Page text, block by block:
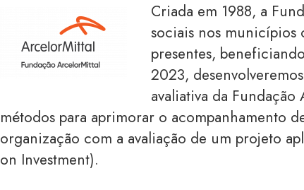
Criada em 1988, a
sociais nos municípios
presentes,
2023,
avaliativa da
métodos para aprimorar o acompanhamento
organização com a avaliação de um projeto
on Investment).